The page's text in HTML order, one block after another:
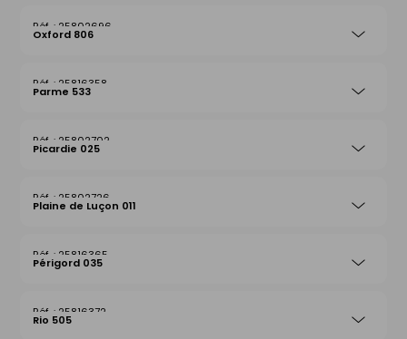
25802696
Oxford 806
25816358
Parme 533
25802702
Picardie 025
25802726
Plaine de Luçon 011
25816365
Périgord 035
25816372
Rio 505